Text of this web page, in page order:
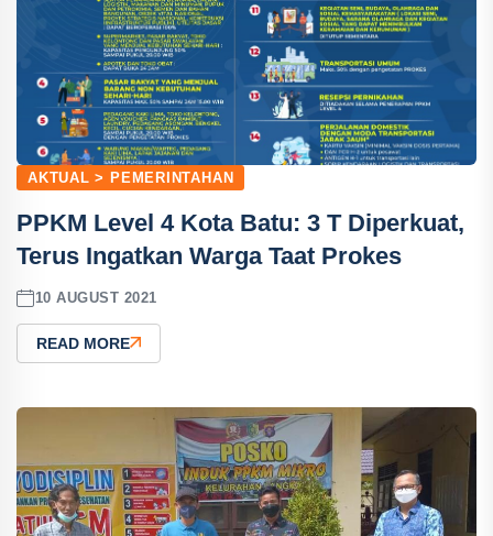
AKTUAL > PEMERINTAHAN
PPKM Level 4 Kota Batu: 3 T Diperkuat,
Terus Ingatkan Warga Taat Prokes
10 AUGUST 2021
READ MORE